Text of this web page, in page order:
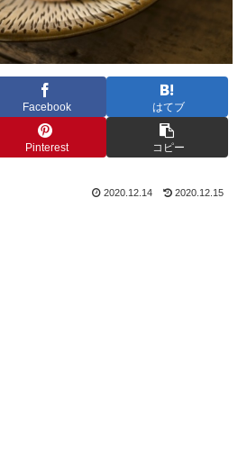
Facebook はてブ
Pinterest コピー
2020.12.14 2020.12.15